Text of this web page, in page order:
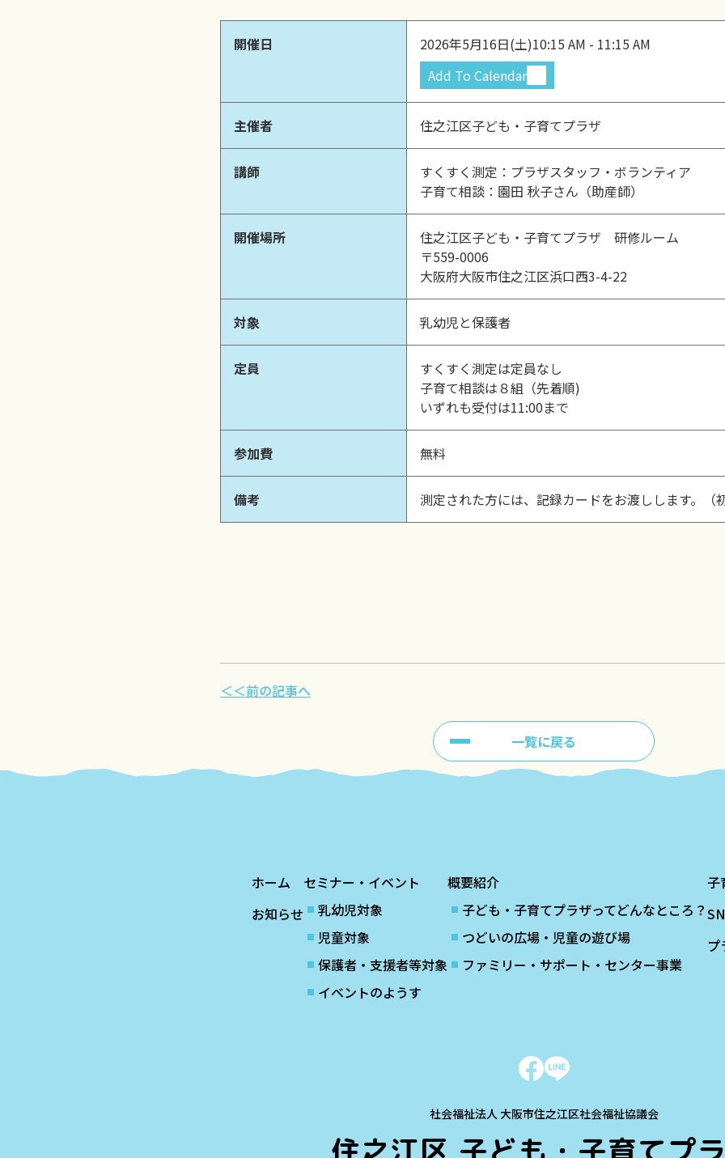
開催日 2026年5月16日(土)10:15 AM - 11:15 AM
Add To Calendar
主催者 住之江区子ども・子育てプラザ
講師
すくすく測定：プラザスタッフ・ボランティア
子育て相談：園田 秋子さん（助産師）
開催場所
住之江区子ども・子育てプラザ 研修ルーム
〒559-0006
大阪府大阪市住之江区浜口西3-4-22
対象 乳幼児と保護者
定員
すくすく測定は定員なし
子育て相談は８組（先着順)
いずれも受付は11:00まで
参加費 無料
備考 測定された方には、記録カードをお渡しします。（
＜＜前の記事へ
一覧に戻る
ホーム
お知らせ
セミナー・イベント
乳幼児対象
児童対象
保護者・支援者等対象
イベントのようす
概要紹介
子ども・子育てプラザってどんなところ？
つどいの広場・児童の遊び場
ファミリー・サポート・センター事業
子
プ
社会福祉法人 大阪市住之江区社会福祉協議会